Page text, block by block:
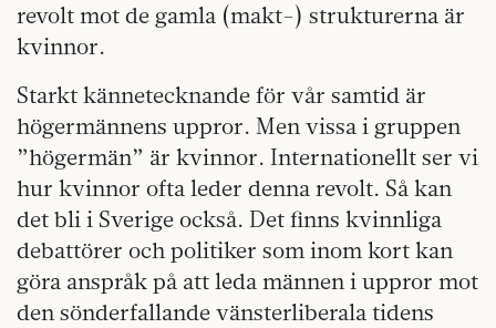
revolt mot de gamla (makt-) strukturerna är
kvinnor.
Starkt kännetecknande för vår samtid är
högermännens uppror. Men vissa i gruppen
”högermän” är kvinnor. Internationellt ser vi
hur kvinnor ofta leder denna revolt. Så kan
det bli i Sverige också. Det finns kvinnliga
debattörer och politiker som inom kort kan
göra anspråk på att leda männen i uppror mot
den sönderfallande vänsterliberala tidens